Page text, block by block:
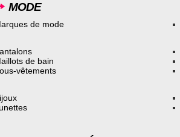
MODE
de mode
de bain
vêtements